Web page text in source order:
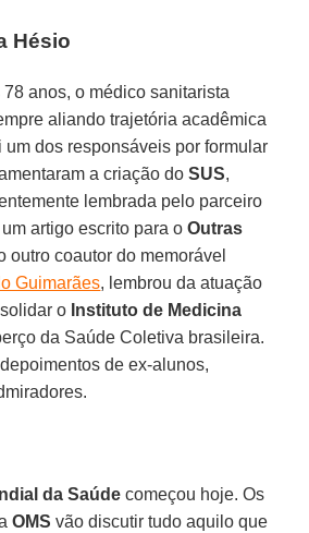
Hésio
78 anos, o médico sanitarista
aliando trajetória acadêmica
um dos responsáveis por formular
a criação doSUS,
lembrada pelo parceiro
artigo escrito para oOutras
outro coautor do memorável
Guimarães, lembrou da atuação
o Instituto de Medicina
da Saúde Coletiva brasileira.
de ex-alunos,
da Saúde começou hoje. Os
OMS vão discutir tudo aquilo que